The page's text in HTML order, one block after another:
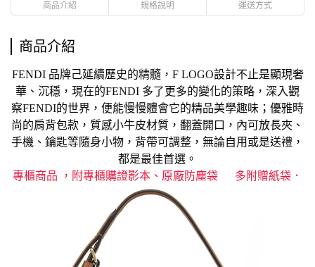
商品介紹 規格說明 運送方式
商品介紹
FENDI 品牌己延續歷史的精髓，F LOGO設計不止是顯現奢
華、沉穩，現在的FENDI 多了更多的變化的策略，深入觀
察FENDI的世界，便能慢慢體會它的精品美學趣味；優雅時
尚的肩背包款，質感小牛皮材質，翻蓋開口 ，內可放長夾、
手機、鑰匙等隨身小物，背帶可調整，無論自用或是送禮，
都是最佳首選。
專櫃商品 ，附專櫃購證影本、原廠防塵袋 多附贈紙袋．